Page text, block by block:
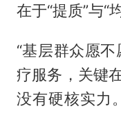
在于“提质”与“
“基层群众愿不
疗服务，关键
没有硬核实力